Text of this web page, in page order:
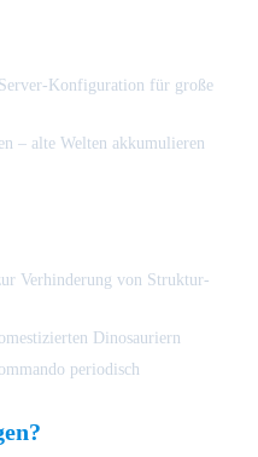
Konfiguration für große
– alte Welten akkumulieren
Verhinderung von Struktur-
Dinosauriern
periodisch